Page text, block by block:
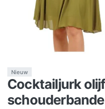
Nieuw
Cocktailjurk